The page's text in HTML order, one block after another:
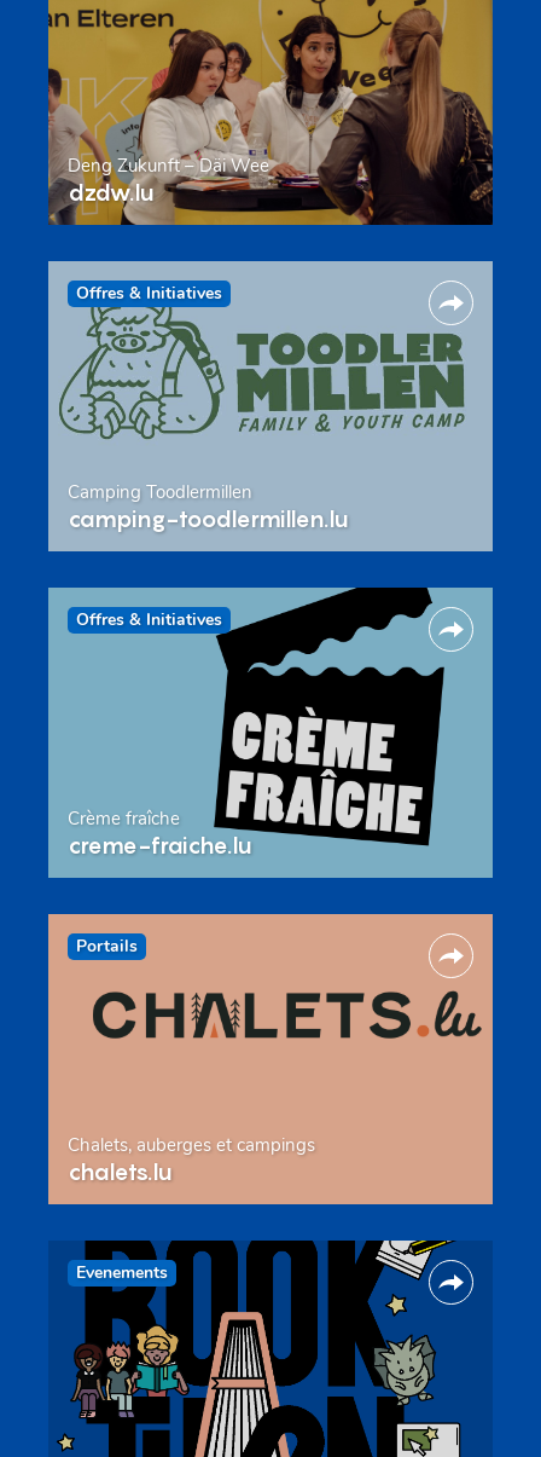
Deng Zukunft – Däi Wee
dzdw.lu
Offres & Initiatives
Camping Toodlermillen
camping-toodlermillen.lu
Offres & Initiatives
Crème fraîche
creme-fraiche.lu
Portails
Chalets, auberges et campings
chalets.lu
Evenements